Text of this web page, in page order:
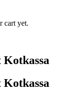
cart yet.